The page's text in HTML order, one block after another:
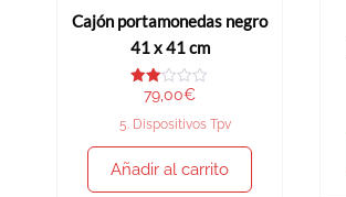
Cajón portamonedas negro
41 x 41 cm
Valo
con
2.00
de 5
79,00€
5. Dispositivos Tpv
Añadir al carrito